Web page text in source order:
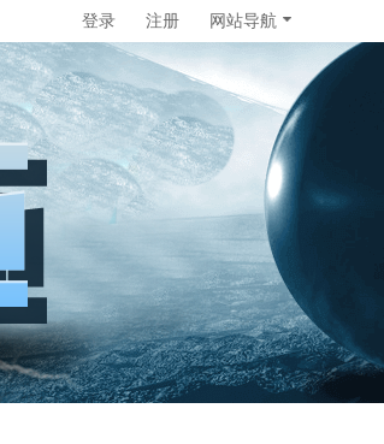
登录 注册 网站导航